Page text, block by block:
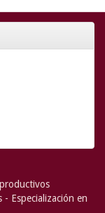
- Especialización en